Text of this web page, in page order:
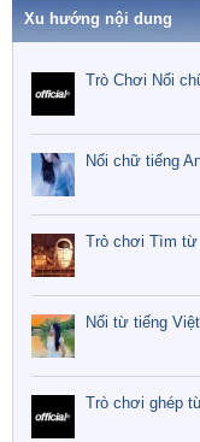
Xu hướng nội dung
Trò Chơi Nối
Nối chữ tiếng
Trò chơi Tìm từ
Nối từ tiếng
Trò chơi ghép